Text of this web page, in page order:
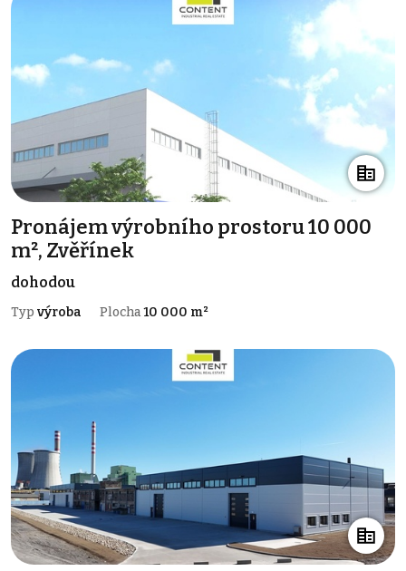
Pronájem výrobního prostoru 10 000
m², Zvěřínek
dohodou
Typ výroba Plocha10 000 m²